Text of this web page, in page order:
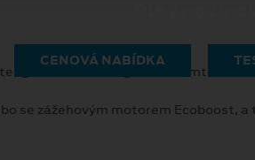
CENOVÁ NABÍDKA
technologie. Seznamte se s
se zážehovým motorem Ecoboost,